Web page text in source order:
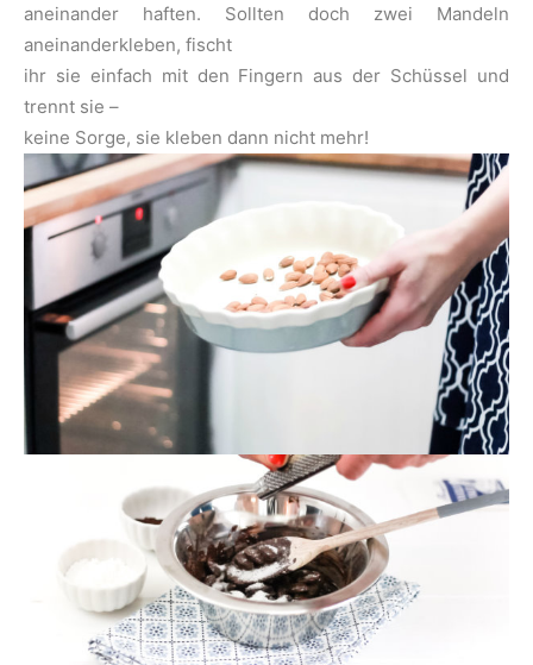
aneinander haften. Sollten doch zwei Mandeln
aneinanderkleben, fischt
ihr sie einfach mit den Fingern aus der Schüssel und
trennt sie –
keine Sorge, sie kleben dann nicht mehr!